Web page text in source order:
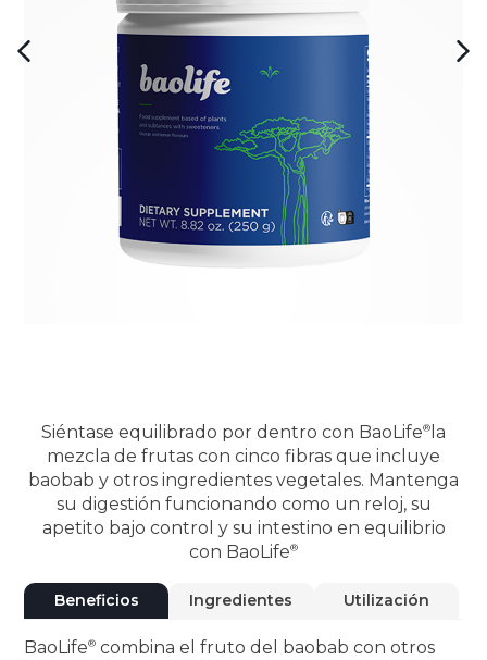
Siéntase equilibrado por dentro con BaoLife
la
mezcla de frutas con cinco fibras que incluye
baobab y otros ingredientes vegetales. Mantenga
su digestión funcionando como un reloj, su
apetito bajo control y su intestino en equilibrio
con BaoLife
Beneficios Ingredientes Utilización
BaoLife combina el fruto del baobab con otros